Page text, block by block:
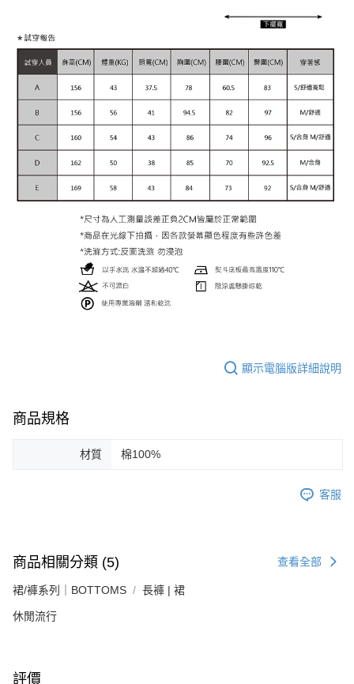
顯示電腦版詳細說明
商品規格
材質 棉100%
客服
商品相關分類 (5) 查看全部
裙/褲系列｜BOTTOMS 長褲 | 裙
休閒流行
評價